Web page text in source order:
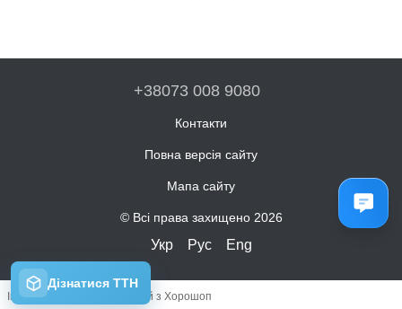
+38073 008 9080
Контакти
Повна версія сайту
Мапа сайту
© Всі права захищено 2026
Укр Рус Eng
Інтернет-магазин створений з Хорошоп